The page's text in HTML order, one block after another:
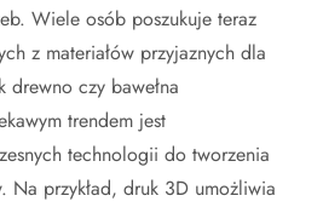
Wiele osób poszukuje teraz
z materiałów przyjaznych dla
czy bawełna
trendem jest
technologii do tworzenia
Na przykład, druk 3D umożliwia